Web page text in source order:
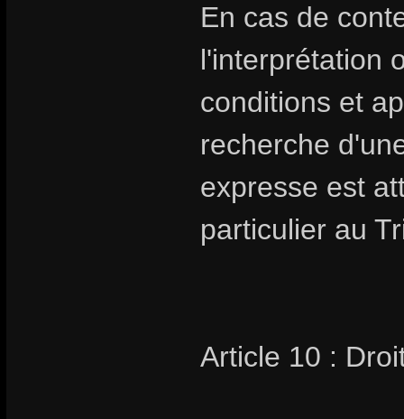
En cas de
l'interprétation
conditions et
recherche
expresse est
particulier au
Article 10 :